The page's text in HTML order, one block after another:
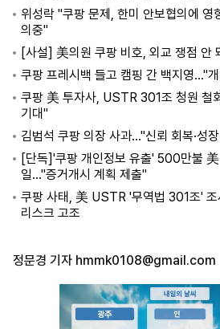
위성락 "쿠팡 문제, 한미 안보협의에
의중"
[사설] 美의원 쿠팡 비호, 외교 쟁점 안
쿠팡 프레시백 들고 캠핑 간 백지영…"
쿠팡 美 투자사, USTR 301조 청원 철
기대"
김범석 쿠팡 의장 사과…"신뢰 회복·성
[단독]'쿠팡 개인정보 유출' 500만불
일…"증거개시 계획 제출"
쿠팡 사태, 美 USTR '무역법 301조'
리스크 고조
정문경 기자 hmmk0108@gmail.com